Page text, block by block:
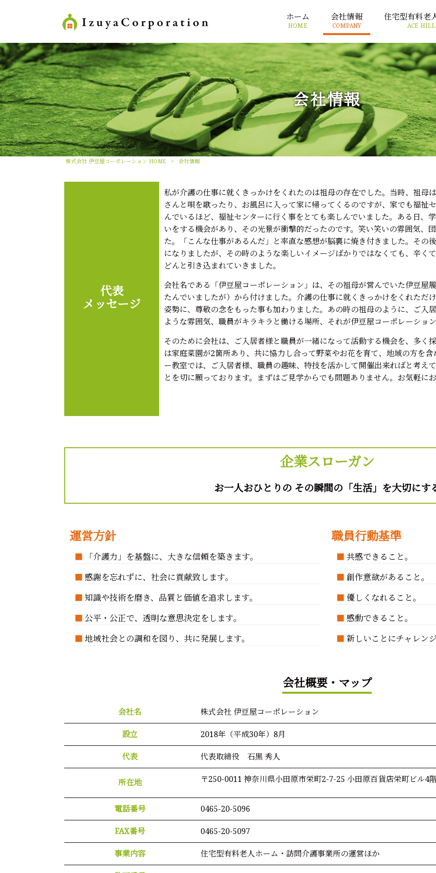
ホーム
HOME
会社情報
COMPANY
住宅型有料老
ACE
会社情報
株式会社 伊豆屋コーポレーション HOME > 会社情報
代表
メッセージ
私が介護の仕事に就くきっかけをくれたのは祖母の存在でした。当時、祖母
さんと唄を歌ったり、お風呂に入って家に帰ってくるのですが、家でも福祉
んでいるほど、福祉センターに行く事をとても楽しんでいました。ある日、
いをする機会があり、その光景が衝撃的だったのです。笑い笑いの雰囲気、
た。「こんな仕事があるんだ」と率直な感想が脳裏に焼き付きました。その
になりましたが、その時のような楽しいイメージばかりではなくても、辛く
どんと引き込まれていきました。
会社名である「伊豆屋コーポレーション」は、その祖母が営んでいた伊豆屋
たんでいましたが）から付けました。介護の仕事に就くきっかけをくれただ
姿勢に、尊敬の念をもった事も加わりました。あの時の祖母のように、ご入
ような雰囲気、職員がキラキラと働ける場所、それが伊豆屋コーポレーショ
そのために会社は、ご入居者様と職員が一緒になって活動する機会を、多く
は家庭菜園が2箇所あり、共に協力し合って野菜やお花を育て、地域の方を
ー教室では、ご入居者様、職員の趣味、特技を活かして開催出来ればと考え
とを切に願っております。まずはご見学からでも問題ありません。お気軽に
企業スローガン
お一人おひとりの その瞬間の「生活」を大切にす
運営方針
「介護力」を基盤に、大きな信頼を築きます。
感謝を忘れずに、社会に貢献致します。
知識や技術を磨き、品質と価値を追求します。
公平・公正で、透明な意思決定をします。
地域社会との調和を図り、共に発展します。
職員行動基準
共感できること。
創作意欲があること。
優しくなれること。
感動できること。
新しいことにチャレン
会社概要・マップ
会社名 株式会社 伊豆屋コーポレーション
設立 2018年（平成30年）8月
代表 代表取締役 石黒 秀人
所在地 〒250-0011 神奈川県小田原市栄町2-7-25 小田原百貨店栄町ビル4
電話番号 0465-20-5096
FAX番号 0465-20-5097
事業内容 住宅型有料老人ホーム・訪問介護事業所の運営ほか